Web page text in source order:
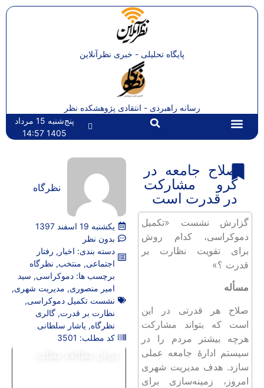
پایگاه تحلیلی - خبری نظرآنلاین
رسانه راهبردی - انتقادی پژوهشکده نظر
پنج‌شنبه 15 مرداد
1405 14:57
صلاح جامعه در
گرو مشارکت
در قدرت است
گزارش نشست «تکمیل
دموکراسی، کدام روش
برای تقویت نظارت بر
قدرت ؟»
مسأله
صلاح هر قدرتی در این
است که بتواند مشارکت
هرچه بیشتر مردم را در
سیستم ادارۀ جامعه عملی
سازد. هدف مدیریت شهری
امروز، زمینه‌سازی برای
نظرگاه
یکشنبه 19 اسفند 1397
بدون نظر
دسته بندی: اخبار , رفتار
اجتماعی, منتخب, نظرگاه
برچسب ها: دموکراسی, سید
امیر منصوری, مدیریت شهری,
نشست تکمیل دموکراسی,
نظارت بر قدرت, گالری
نظرگاه, یاشار سلطانی
کد مطلب: 3501